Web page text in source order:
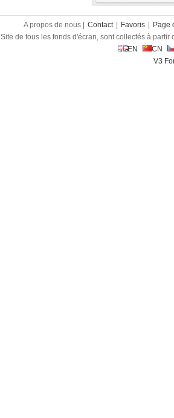
A propos de nous | Contact Favoris
Page
Site de tous les fonds d'écran, sont collectés à
EN
CN
V3